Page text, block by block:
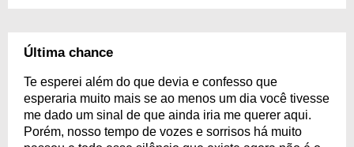
Última chance
Te esperei além do que devia e confesso que
esperaria muito mais se ao menos um dia você tivesse
me dado um sinal de que ainda iria me querer aqui.
Porém, nosso tempo de vozes e sorrisos há muito